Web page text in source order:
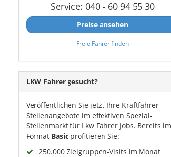
Service: 040 - 60 94 55 30
Preise ansehen
Freie Fahrer finden
LKW Fahrer gesucht?
Veröffentlichen Sie jetzt Ihre Kraftfahrer-
Stellenangebote im effektiven Spezial-
Stellenmarkt für Lkw Fahrer Jobs. Bereits im
Format Basicprofitieren Sie:
250.000 Zielgruppen-Visits im Monat